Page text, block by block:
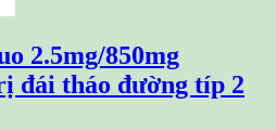
2.5mg/850mg
đái tháo đường típ 2